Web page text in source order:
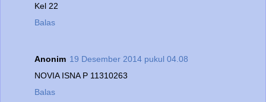
Kel 22
Balas
Anonim 19 Desember 2014 pukul 04.08
NOVIA ISNA P 11310263
Balas